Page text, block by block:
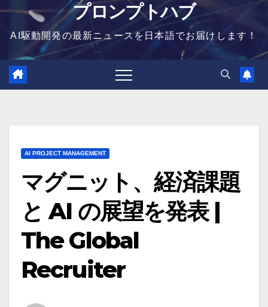
プロンプトハブ
AI駆動開発の最新ニュースを日本語でお届けします！
AI PROJECT MANAGEMENT
マグニット、経済課題
と AI の展望を発表 |
The Global
Recruiter